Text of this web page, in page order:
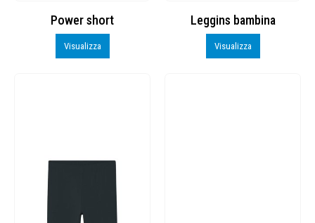
Power short
Visualizza
Leggins bambina
Visualizza